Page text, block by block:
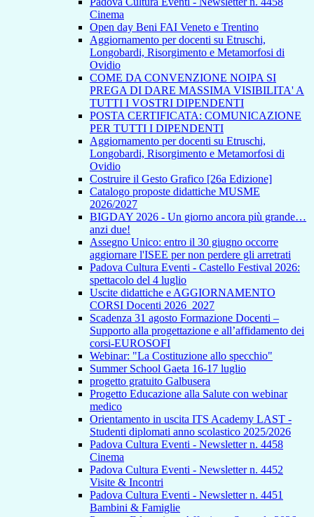
Cinema
Open day Beni FAI Veneto e Trentino
Aggiornamento per docenti su Etruschi,
Longobardi, Risorgimento e Metamorfosi di
Ovidio
COME DA CONVENZIONE NOIPA SI
PREGA DI DARE MASSIMA VISIBILITA' A
TUTTI I VOSTRI DIPENDENTI
POSTA CERTIFICATA: COMUNICAZIONE
PER TUTTI I DIPENDENTI
Aggiornamento per docenti su Etruschi,
Longobardi, Risorgimento e Metamorfosi di
Ovidio
Costruire il Gesto Grafico [26a Edizione]
Catalogo proposte didattiche MUSME
2026/2027
BIGDAY 2026 - Un giorno ancora più grande…
anzi due!
Assegno Unico: entro il 30 giugno occorre
aggiornare l'ISEE per non perdere gli arretrati
Padova Cultura Eventi - Castello Festival 2026:
spettacolo del 4 luglio
Uscite didattiche e AGGIORNAMENTO
CORSI Docenti 2026_2027
Scadenza 31 agosto Formazione Docenti –
Supporto alla progettazione e all’affidamento dei
corsi-EUROSOFI
Webinar: "La Costituzione allo specchio"
Summer School Gaeta 16-17 luglio
progetto gratuito Galbusera
Progetto Educazione alla Salute con webinar
medico
Orientamento in uscita ITS Academy LAST -
Studenti diplomati anno scolastico 2025/2026
Padova Cultura Eventi - Newsletter n. 4458
Cinema
Padova Cultura Eventi - Newsletter n. 4452
Visite & Incontri
Padova Cultura Eventi - Newsletter n. 4451
Bambini & Famiglie